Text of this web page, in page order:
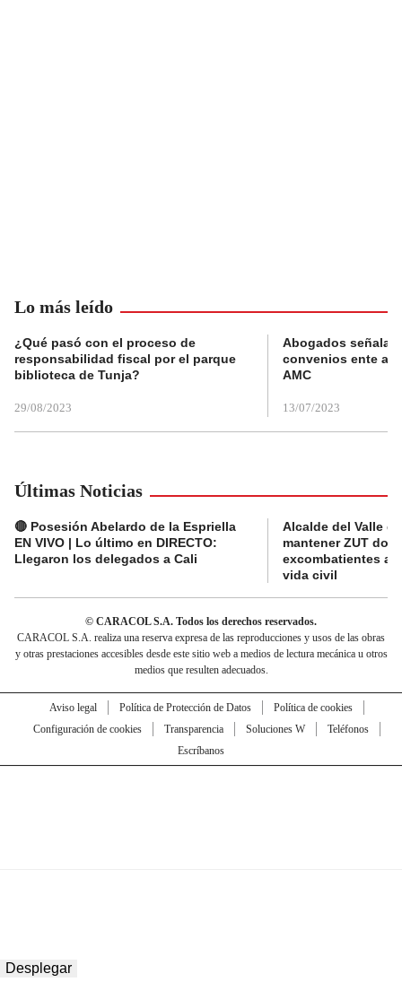
Lo más leído
¿Qué pasó con el proceso de
responsabilidad fiscal por el parque
biblioteca de Tunja?
29/08/2023
Abogados
convenios ente
AMC
13/07/2023
Últimas Noticias
🔴 Posesión Abelardo de la Espriella
EN VIVO | Lo último en DIRECTO:
Llegaron los delegados a Cali
Alcalde del Valle
mantener ZUT
excombatientes
vida civil
© CARACOL S.A. Todos los derechos reservados.
CARACOL S.A. realiza una reserva expresa de las reproducciones y usos de las obras
y otras prestaciones accesibles desde este sitio web a medios de lectura mecánica u otros
medios que resulten adecuados.
Aviso legal Política de Protección de Datos
Política de cookies
Configuración de cookies
Transparencia Soluciones W
Teléfonos
Escríbanos
Desplegar